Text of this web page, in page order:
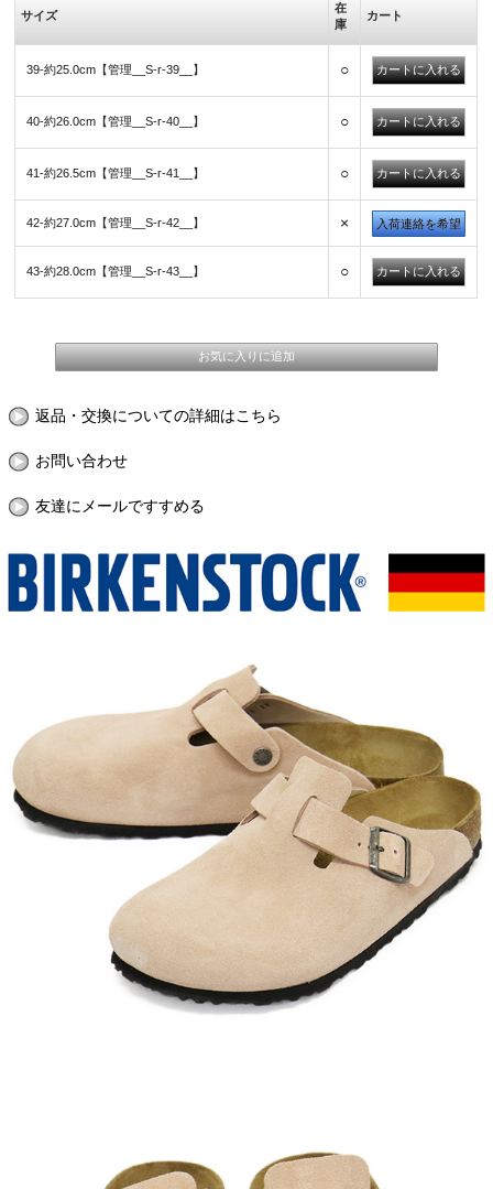
サイズ
在
庫
カート
39-約25.0cm【管理__S-r-39__】 ○
40-約26.0cm【管理__S-r-40__】 ○
41-約26.5cm【管理__S-r-41__】 ○
42-約27.0cm【管理__S-r-42__】 × 入荷連絡を希望
43-約28.0cm【管理__S-r-43__】 ○
返品・交換についての詳細はこちら
お問い合わせ
友達にメールですすめる